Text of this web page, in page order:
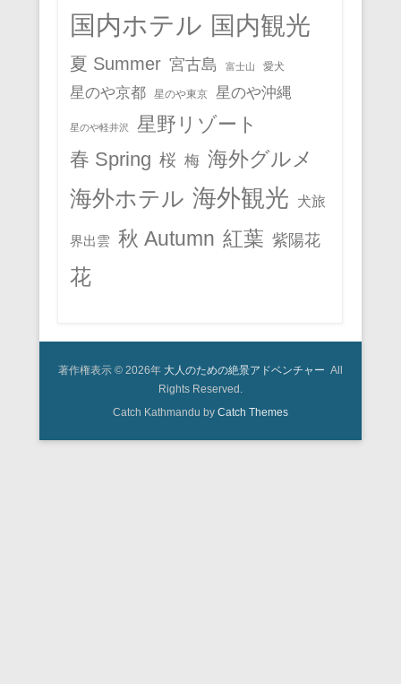
国内ホテル 国内観光
夏 Summer 宮古島 富士山 愛犬
星のや京都 星のや東京 星のや沖縄
星のや軽井沢
星野リゾート
春 Spring 桜 梅 海外グルメ
海外ホテル 海外観光 犬旅
界出雲 秋 Autumn 紅葉 紫陽花
花
著作権表示 © 2026年 大人のための絶景アドベンチャー All
Rights Reserved.
Catch Kathmandu by Catch Themes